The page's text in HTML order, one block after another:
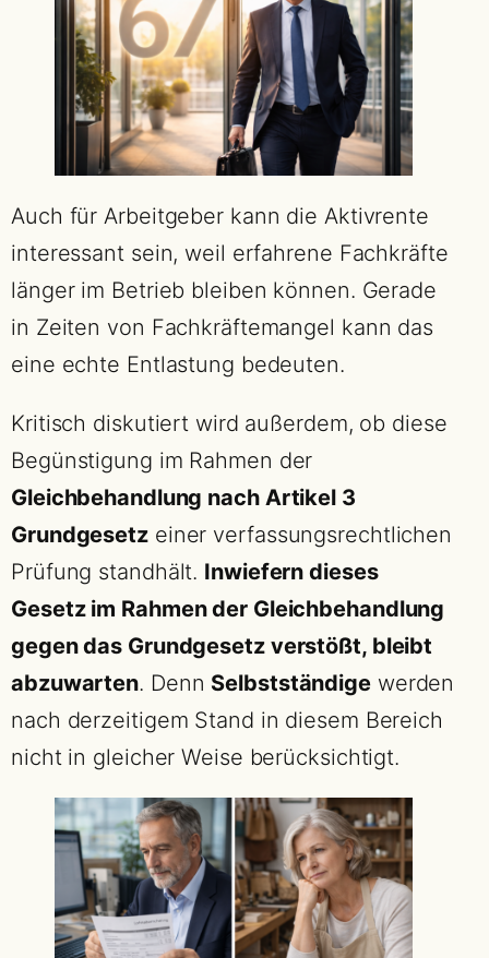
Auch für Arbeitgeber kann die Aktivrente
interessant sein, weil erfahrene Fachkräfte
länger im Betrieb bleiben können. Gerade
in Zeiten von Fachkräftemangel kann das
eine echte Entlastung bedeuten.
Kritisch diskutiert wird außerdem, ob diese
Begünstigung im Rahmen der
Gleichbehandlung nach Artikel 3
Grundgesetzeiner verfassungsrechtlichen
Prüfung standhält. Inwiefern dieses
Gesetz im Rahmen der Gleichbehandlung
gegen das Grundgesetz verstößt, bleibt
abzuwarten. Denn Selbstständigewerden
nach derzeitigem Stand in diesem Bereich
nicht in gleicher Weise berücksichtigt.